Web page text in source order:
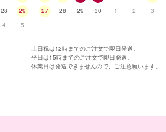
28
29
4 5
27
28 29 30 1 2 3
土日祝は12時までのご注文で即日発送。
平日は15時までのご注文で即日発送。
休業日は発送できませんので、ご注意願います。